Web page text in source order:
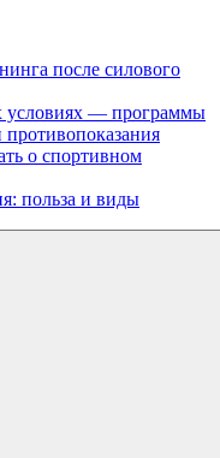
после силового
условиях — программы
противопоказания
о спортивном
польза и виды